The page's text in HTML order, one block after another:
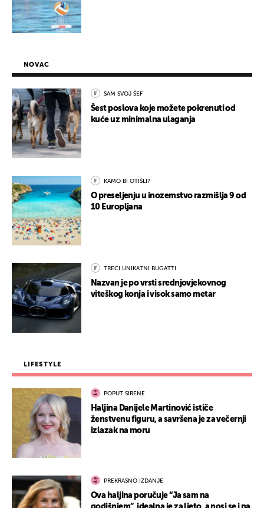
NOVAC
SAM SVOJ ŠEF
Šest poslova koje možete pokrenuti od
kuće uz minimalna ulaganja
KAMO BI OTIŠLI?
O preseljenju u inozemstvo razmišlja 9 od
10 Europljana
TREĆI UNIKATNI BUGATTI
Nazvan je po vrsti srednjovjekovnog
viteškog konja i visok samo metar
LIFESTYLE
POPUT SIRENE
Haljina Danijele Martinović ističe
ženstvenu figuru, a savršena je za večernji
izlazak na moru
PREKRASNO IZDANJE
Ova haljina poručuje “Ja sam na